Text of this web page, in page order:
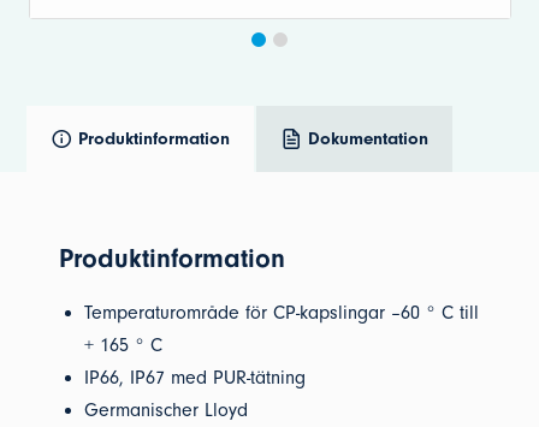
Produktinformation Dokumentation
Produktinformation
Temperaturområde för CP-kapslingar –60 ° C till
+ 165 ° C
IP66, IP67 med PUR-tätning
Germanischer Lloyd